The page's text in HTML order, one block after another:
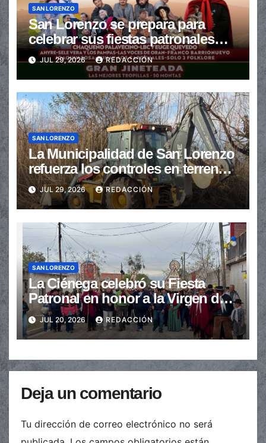
SAN LORENZO
San Lorenzo se prepara para
celebrar sus fiestas patronales
con un gran festival de Doma y
Folclore
JUL 29, 2026 REDACCIÓN
SAN LORENZO
La Municipalidad de San Lorenzo
refuerza los controles en terrenos
baldíos para prevenir incendios
JUL 29, 2026 REDACCIÓN
SAN LORENZO
La Ciénega celebró su Fiesta
Patronal en honor a la Virgen del
Carmen
JUL 20, 2026 REDACCIÓN
Deja un comentario
Tu dirección de correo electrónico no será